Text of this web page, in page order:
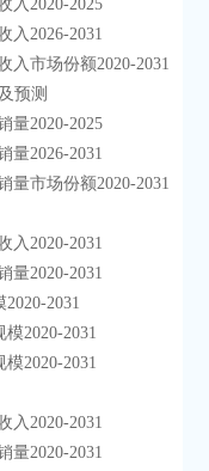
收入2020-2025
收入2026-2031
站收入市场份额2020-2031
预测
销量2020-2025
销量2026-2031
站销量市场份额2020-2031
收入2020-2031
销量2020-2031
2020-2031
规模2020-2031
规模2020-2031
收入2020-2031
销量2020-2031